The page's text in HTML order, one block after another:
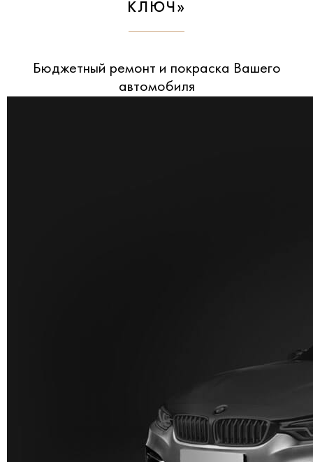
КЛЮЧ»
Бюджетный ремонт и покраска Вашего
автомобиля